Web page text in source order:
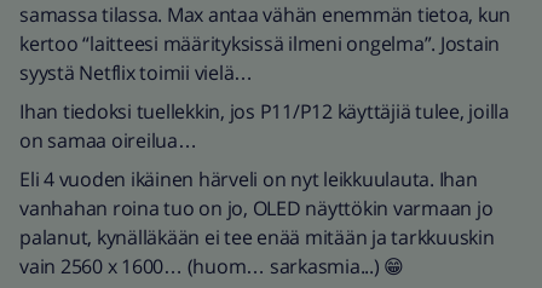
samassa tilassa. Max antaa vähän enemmän tietoa, kun
kertoo “laitteesi määrityksissä ilmeni ongelma”. Jostain
syystä Netflix toimii vielä…
Ihan tiedoksi tuellekkin, jos P11/P12 käyttäjiä tulee, joilla
on samaa oireilua…
Eli 4 vuoden ikäinen härveli on nyt leikkuulauta. Ihan
vanhahan roina tuo on jo, OLED näyttökin varmaan jo
palanut, kynälläkään ei tee enää mitään ja tarkkuuskin
vain 2560 x 1600… (huom… sarkasmia...) 😁